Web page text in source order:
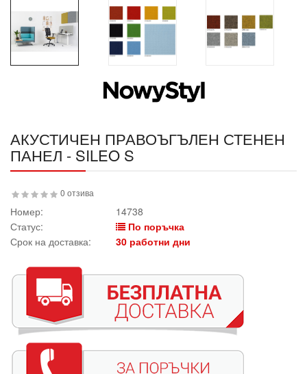
АКУСТИЧЕН ПРАВОЪГЪЛЕН СТЕНЕН
ПАНЕЛ - SILEO S
0 отзива
Номер:
14738
Статус:
По поръчка
Срок на доставка:
30 работни дни